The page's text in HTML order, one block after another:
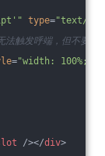
type="text/
触发呼端，但不要求
="width: 100%;
/></div>